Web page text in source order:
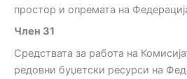
простор и опремата на
Член 31
Средствата за работа на
редовни буџетски ресурси на